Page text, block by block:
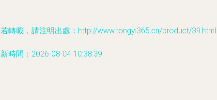
轉載，請注明出處：http://www.tongyi365.cn/product/39.html
時間：2026-08-04 10:38:39